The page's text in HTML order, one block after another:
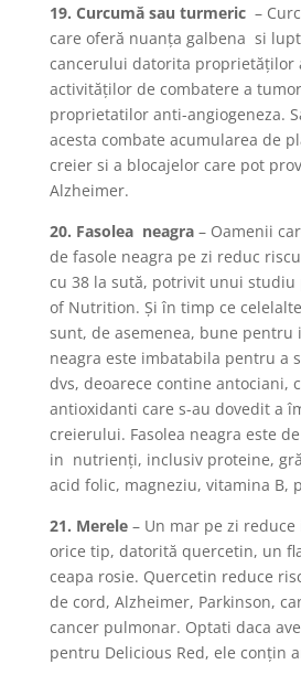
19. Curcumă sau turmeric –
care oferă nuanţa galbena si
cancerului datorita
activităţilor de combatere a
proprietatilor anti-angiogeneza.
acesta combate acumularea de
creier si a blocajelor care pot
Alzheimer.
20. Fasolea neagra– Oamenii
de fasole neagra pe zi reduc
cu 38 la sută, potrivit unui studiu
of Nutrition. Şi în timp ce
sunt, de asemenea, bune pentru
neagra este imbatabila pentru a
dvs, deoarece contine antociani,
antioxidanti care s-au dovedit a
creierului. Fasolea neagra este
in nutrienţi, inclusiv proteine,
acid folic, magneziu, vitamina B,
21. Merele– Un mar pe zi
orice tip, datorită quercetin, un
ceapa rosie. Quercetin reduce
de cord, Alzheimer, Parkinson,
cancer pulmonar. Optati daca
pentru Delicious Red, ele conţin